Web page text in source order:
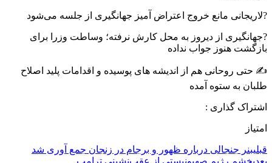
?لاریجانی مانع خروج اعتراض آمیز جهانگیری از جلسه می‌شود
?جهانگیری از دیروز به محل کارش نرفته؛ وساطت وزرا برای
بازگشت هنوز جواب نداده
✍ حتی روحانی هم از اندیشه های پوسیده و اقدامات پلید اصلاح
طلبان به ستوه آمده
اشتراک گذاری :
امتیاز
قبلی‏بنر جنجالی درباره ظهور و برجام در زنجان جمع آوری شد
بعدیخشم رژیم صهیونیستی از عقب‌نشینی ترامپ